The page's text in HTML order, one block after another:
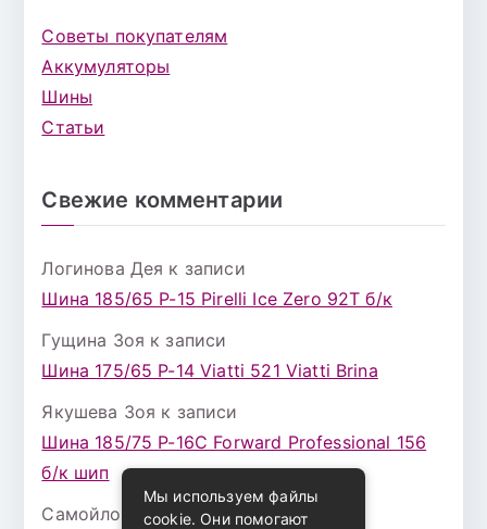
Советы покупателям
Аккумуляторы
Шины
Статьи
Свежие комментарии
Логинова Дея к записи
Шина 185/65 Р-15 Pirelli Ice Zero 92T б/к
Гущина Зоя к записи
Шина 175/65 Р-14 Viatti 521 Viatti Brina
Якушева Зоя к записи
Шина 185/75 Р-16С Forward Professional 156
б/к шип
Самойлова Забавак записи
Мы используем файлы
cookie. Они помогают